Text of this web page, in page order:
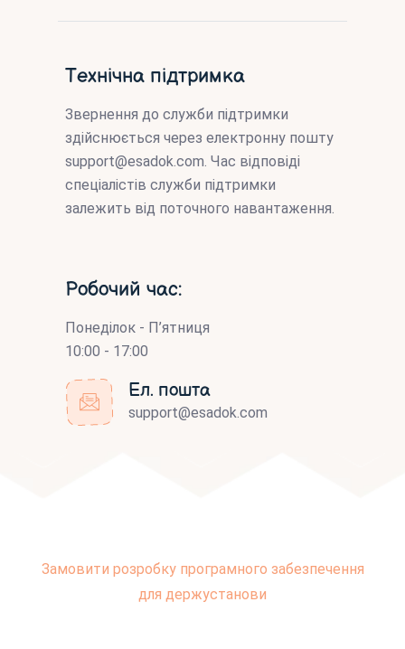
Технічна підтримка
Звернення до служби підтримки
здійснюється через електронну пошту
support@esadok.com. Час відповіді
спеціалістів служби підтримки
залежить від поточного навантаження.
Робочий час:
Понеділок - П’ятниця
10:00 - 17:00
Ел. пошта
support@esadok.com
Замовити розробку програмного забезпечення
для держустанови